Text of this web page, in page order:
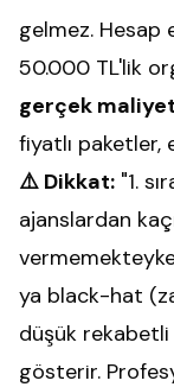
gelmez. Hesap
50.000 TL'lik
gerçek
fiyatlı paketler,
⚠️ Dikkat: "1.
ajanslardan
ya black-hat
düşük rekabetli
gösterir.